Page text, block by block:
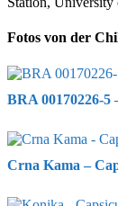
Fotos von der
BRA 00170226-5
Crna Kama –